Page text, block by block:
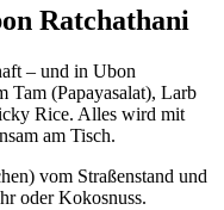
Ratchathani
– und in Ubon
Tam (Papayasalat), Larb
Rice. Alles wird mit
am Tisch.
vom Straßenstand und
oder Kokosnuss.